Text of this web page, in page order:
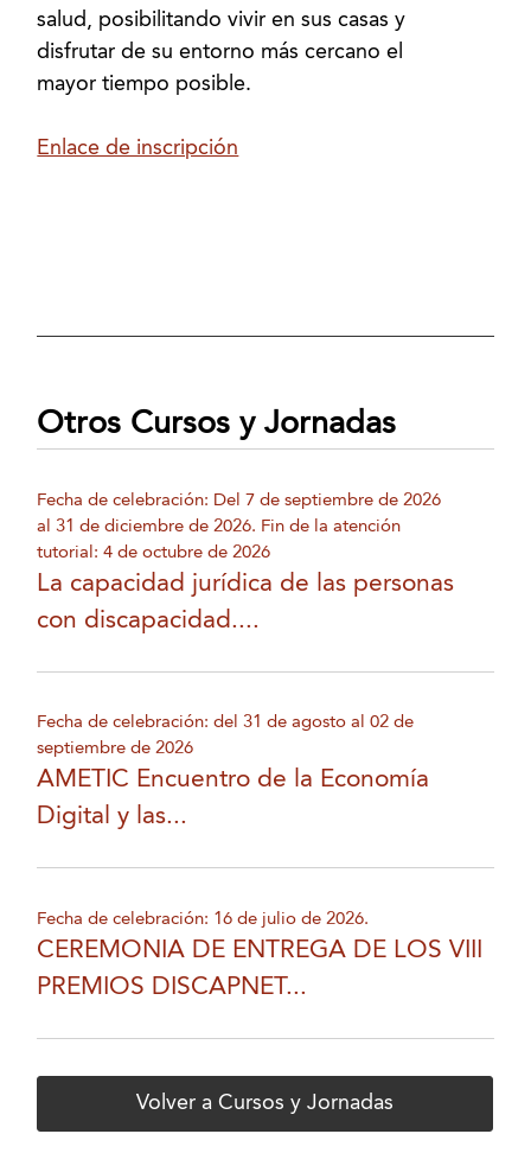
salud, posibilitando vivir en sus casas y
disfrutar de su entorno más cercano el
mayor tiempo posible.
Enlace de inscripción
Otros Cursos y Jornadas
Fecha de celebración: Del 7 de septiembre de 2026
al 31 de diciembre de 2026. Fin de la atención
tutorial: 4 de octubre de 2026
La capacidad jurídica de las personas
con discapacidad....
Fecha de celebración: del 31 de agosto al 02 de
septiembre de 2026
AMETIC Encuentro de la Economía
Digital y las...
Fecha de celebración: 16 de julio de 2026.
CEREMONIA DE ENTREGA DE LOS VIII
PREMIOS DISCAPNET...
Volver a Cursos y Jornadas